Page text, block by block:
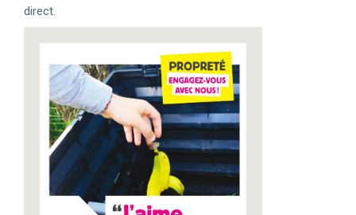
direct.